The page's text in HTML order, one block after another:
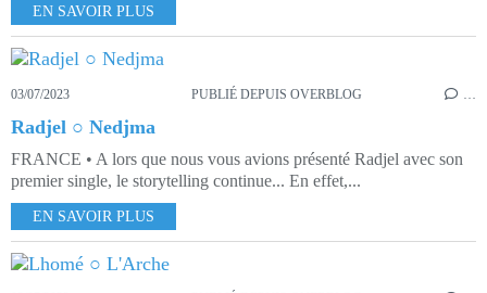
EN SAVOIR PLUS
03/07/2023 PUBLIÉ DEPUIS OVERBLOG
Radjel ○ Nedjma
FRANCE • A lors que nous vous avions présenté Radjel avec son
premier single, le storytelling continue... En effet,...
EN SAVOIR PLUS